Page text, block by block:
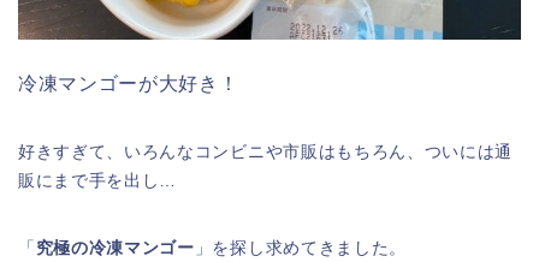
冷凍マンゴーが大好き！
好きすぎて、いろんなコンビニや市販はもちろん、ついには通
販にまで手を出し…
「 究極の冷凍マンゴー 」を探し求めてきました。